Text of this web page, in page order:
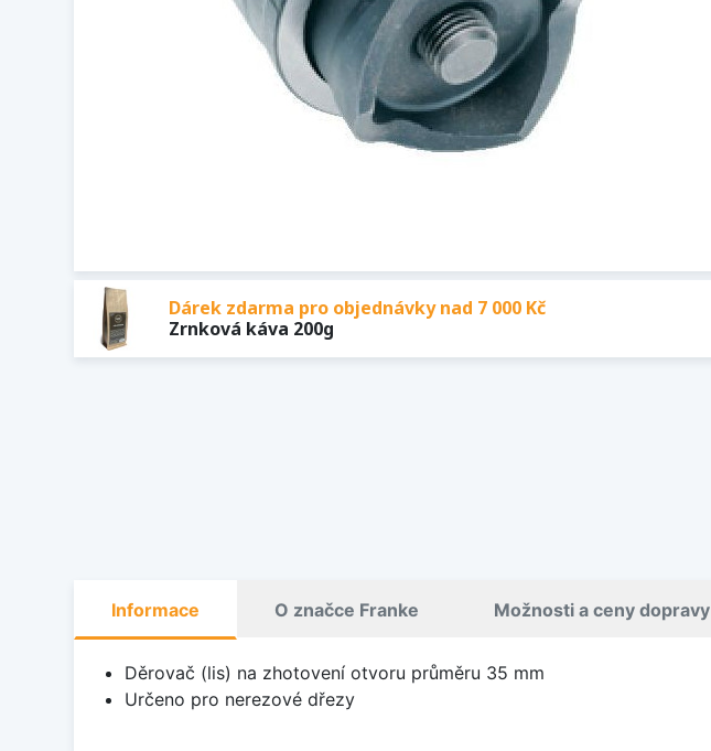
Dárek zdarma pro objednávky nad 7 000 Kč
Zrnková káva 200g
Informace O značce Franke Možnosti a ceny dopravy
Děrovač (lis) na zhotovení otvoru průměru 35 mm
Určeno pro nerezové dřezy